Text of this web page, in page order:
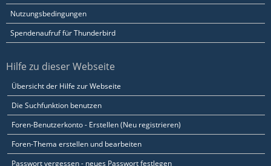
Nutzungsbedingungen
Spendenaufruf für Thunderbird
Hilfe zu dieser Webseite
Übersicht der Hilfe zur Webseite
Die Suchfunktion benutzen
Foren-Benutzerkonto - Erstellen (Neu registrieren)
Foren-Thema erstellen und bearbeiten
Passwort vergessen - neues Passwort festlegen